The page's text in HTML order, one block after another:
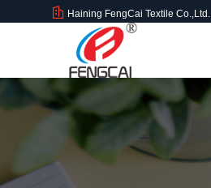
Haining FengCai Textile Co.,Ltd.